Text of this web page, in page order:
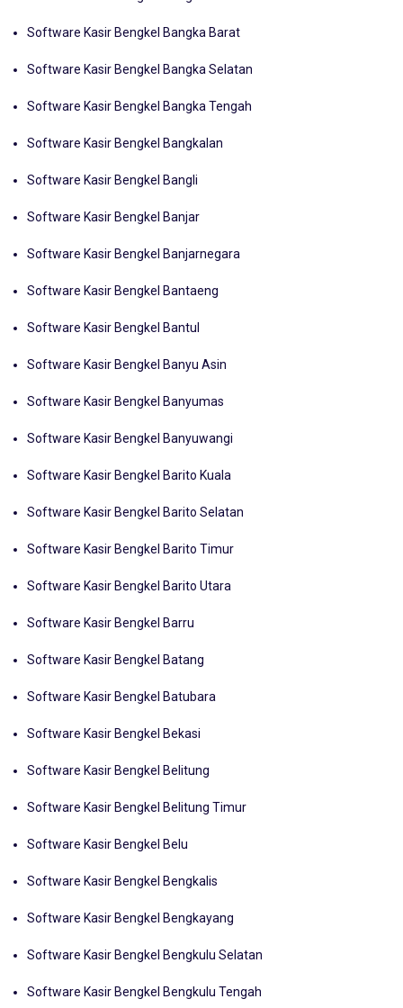
Software Kasir Bengkel Bangka Barat
Software Kasir Bengkel Bangka Selatan
Software Kasir Bengkel Bangka Tengah
Software Kasir Bengkel Bangkalan
Software Kasir Bengkel Bangli
Software Kasir Bengkel Banjar
Software Kasir Bengkel Banjarnegara
Software Kasir Bengkel Bantaeng
Software Kasir Bengkel Bantul
Software Kasir Bengkel Banyu Asin
Software Kasir Bengkel Banyumas
Software Kasir Bengkel Banyuwangi
Software Kasir Bengkel Barito Kuala
Software Kasir Bengkel Barito Selatan
Software Kasir Bengkel Barito Timur
Software Kasir Bengkel Barito Utara
Software Kasir Bengkel Barru
Software Kasir Bengkel Batang
Software Kasir Bengkel Batubara
Software Kasir Bengkel Bekasi
Software Kasir Bengkel Belitung
Software Kasir Bengkel Belitung Timur
Software Kasir Bengkel Belu
Software Kasir Bengkel Bengkalis
Software Kasir Bengkel Bengkayang
Software Kasir Bengkel Bengkulu Selatan
Software Kasir Bengkel Bengkulu Tengah